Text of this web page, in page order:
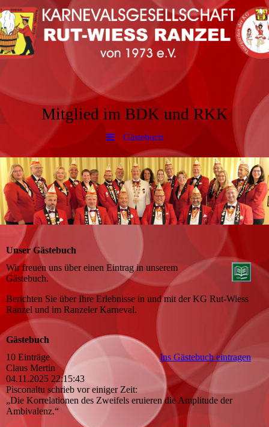
Mitglied im BDK und RKK
Gästebuch
Unser Gästebuch
Wir freuen uns über einen Eintrag in unserem
Gästebuch.
Berichten Sie über Ihre Erlebnisse in und mit der KG Rut-Wiess
Ranzel und im Ranzeler Karneval.
Gästebuch
10 Einträge
Ins Gästebuch eintragen
Claus Mertin
04.11.2025 22:15:43
Pisconaltu schrieb vor einiger Zeit:
„Die Korrelationen des Zweifels eruieren die Amplitude der
Ambivalenz.“